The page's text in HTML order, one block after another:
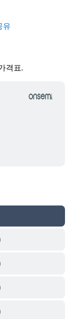
유
격표.